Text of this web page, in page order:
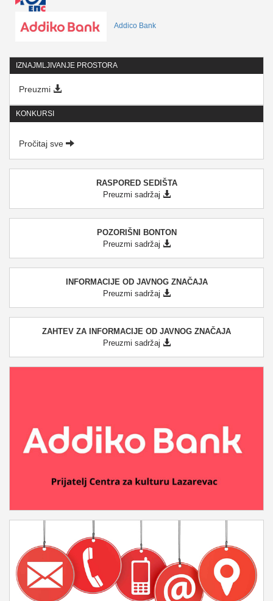
Addico Bank
IZNAJMLJIVANJE PROSTORA
Preuzmi
KONKURSI
Pročitaj sve
RASPORED SEDIŠTA
Preuzmi sadržaj
POZORIŠNI BONTON
Preuzmi sadržaj
INFORMACIJE OD JAVNOG ZNAČAJA
Preuzmi sadržaj
ZAHTEV ZA INFORMACIJE OD JAVNOG ZNAČAJA
Preuzmi sadržaj